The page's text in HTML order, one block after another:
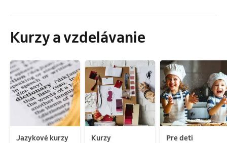
Kurzy a vzdelávanie
Jazykové kurzy Kurzy Pre deti